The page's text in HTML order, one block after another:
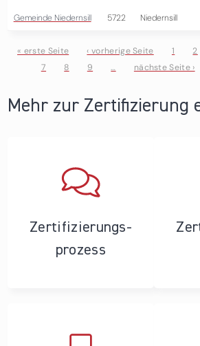
Gemeinde Niedernsill 5722 Niedernsill
Seiten
« erste Seite ‹ vorherige Seite 1 2
7
8 9 … nächste Seite ›
Mehr zur Zertifizierung
Zertifizierungs­
prozess